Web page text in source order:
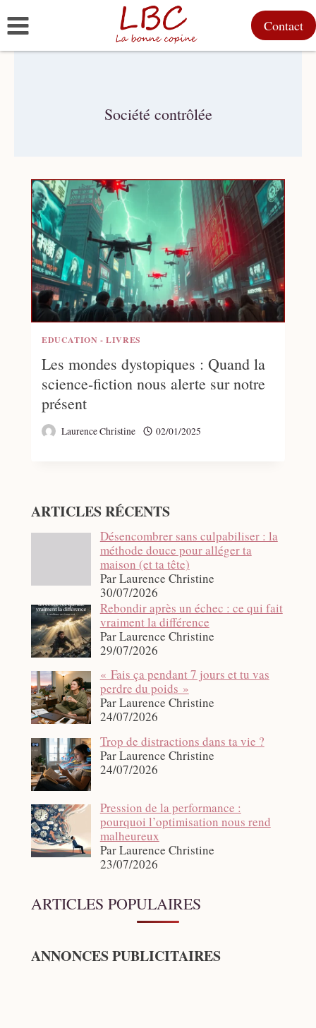
au
contenu
Contact
Société contrôlée
EDUCATION - LIVRES
Les mondes dystopiques : Quand la
science-fiction nous alerte sur notre
présent
Laurence Christine 02/01/2025
ARTICLES RÉCENTS
Désencombrer sans culpabiliser : la
méthode douce pour alléger ta
maison (et ta tête)
Par Laurence Christine
30/07/2026
Rebondir après un échec : ce qui fait
vraiment la différence
Par Laurence Christine
29/07/2026
« Fais ça pendant 7 jours et tu vas
perdre du poids »
Par Laurence Christine
24/07/2026
Trop de distractions dans ta vie ?
Par Laurence Christine
24/07/2026
Pression de la performance :
pourquoi l’optimisation nous rend
malheureux
Par Laurence Christine
23/07/2026
ARTICLES POPULAIRES
ANNONCES PUBLICITAIRES